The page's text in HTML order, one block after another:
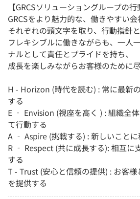
【GRCSソリューショングループの行
GRCSをより魅力的な、働きやすい
それぞれの頭文字を取り、行動指針
フレキシブルに働きながらも、一人
ナルとして責任とプライドを持ち、
成長を楽しみながらお客様のために
H - Horizon (時代を読む) : 常に最新
する
E ‐ Envision (視座を高く ) : 組織全
て行動する
A ‐ Aspire (挑戦する) : 新しいこと
R ‐ Respect (共に成長する): 相互に
する
T - Trust (安心と信頼の提供) : お客
を提供する